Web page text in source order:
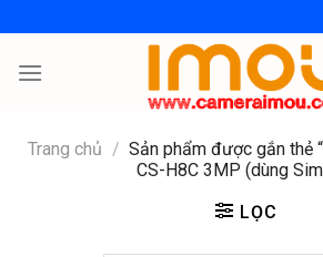
to
content
Trang chủ / Sản phẩm được gắn thẻ
CS-H8C 3MP (dùng
LỌC